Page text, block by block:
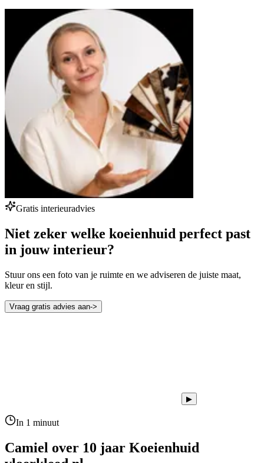
Gratis interieuradvies
Niet zeker welke koeienhuid perfect past
in jouw interieur?
Stuur ons een foto van je ruimte en we adviseren de juiste maat,
kleur en stijl.
Vraag gratis advies aan->
▶
In 1 minuut
Camiel over 10 jaar Koeienhuid